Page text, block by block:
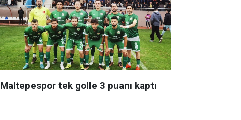
Maltepespor tek golle 3 puanı kaptı